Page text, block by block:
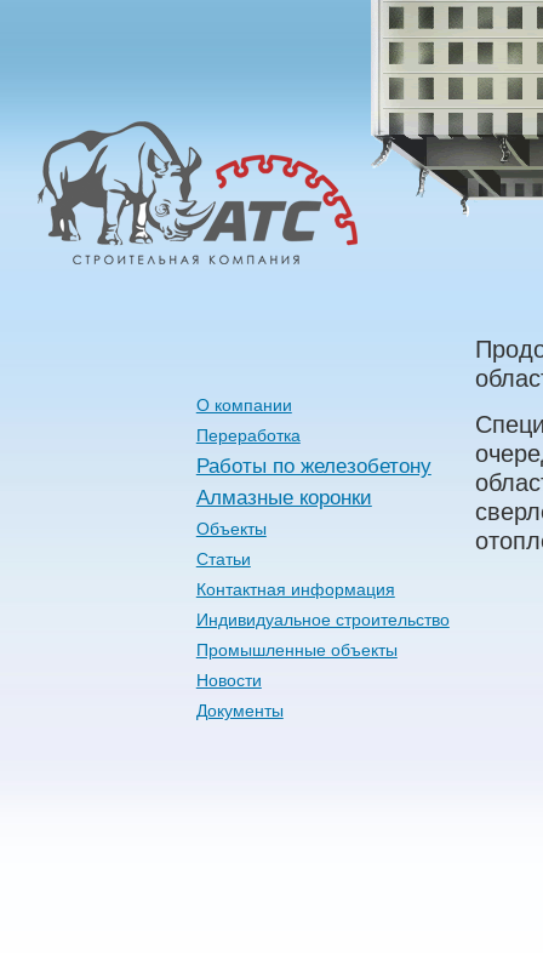
О компании
Переработка
Работы по железобетону
Алмазные коронки
Объекты
Статьи
Контактная информация
Индивидуальное строительство
Промышленные объекты
Новости
Документы